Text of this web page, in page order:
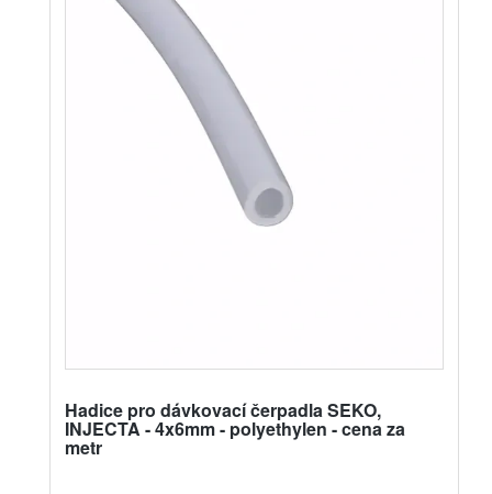
Hadice pro dávkovací čerpadla SEKO,
INJECTA - 4x6mm - polyethylen - cena za
metr